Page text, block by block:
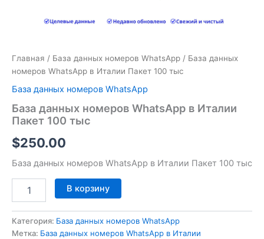
Главная / База данных номеров WhatsApp / База данных
номеров WhatsApp в Италии Пакет 100 тыс
База данных номеров WhatsApp
База данных номеров WhatsApp в Италии
Пакет 100 тыс
$250.00
База данных номеров WhatsApp в Италии Пакет 100 тыс
В корзину
Категория: База данных номеров WhatsApp
Метка: База данных номеров WhatsApp в Италии